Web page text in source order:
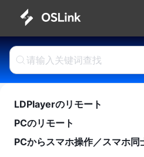
LDPlayerのリモート
PCのリモート
PCからスマホ操作／スマホ同